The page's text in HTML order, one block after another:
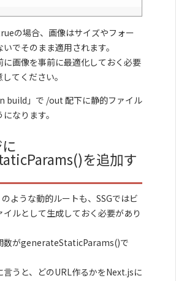
の場合、画像はサイズやフォー
でそのまま適用されます。
に画像を事前に最適化しておく必要
てください。
build」で /out 配下に静的ファイル
なります。
を追加す
ような動的ルートも、SSGではビ
ルとして生成しておく必要があり
数がgenerateStaticParams()で
言うと、どのURL作るかをNext.jsに